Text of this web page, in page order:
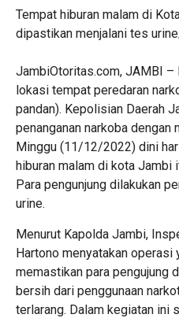
Tempat hiburan malam di
dipastikan menjalani tes
JambiOtoritas.com, JAMBI –
lokasi tempat peredaran
pandan). Kepolisian Daerah
penanganan narkoba dengan
Minggu (11/12/2022) dini
hiburan malam di kota Jambi
Para pengunjung dilakukan
urine.
Menurut Kapolda Jambi,
Hartono menyatakan operasi
memastikan para pengujung
bersih dari penggunaan
terlarang. Dalam kegiatan ini